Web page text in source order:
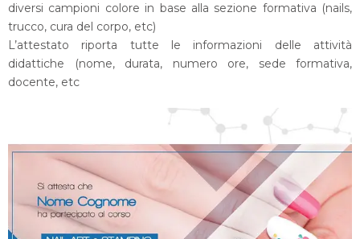
diversi campioni colore in base alla sezione formativa (nails,
trucco, cura del corpo, etc)
L’attestato riporta tutte le informazioni delle attività
didattiche (nome, durata, numero ore, sede formativa,
docente, etc